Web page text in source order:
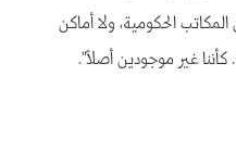
الحكومية، ولا أماكن
غير موجودين أصلاً".